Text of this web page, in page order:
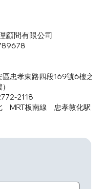
顧問有限公司
忠孝東路四段169號6樓之1
2118
MRT板南線 忠孝敦化駅 1